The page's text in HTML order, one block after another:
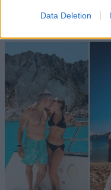
Data Deletion
TRENDING